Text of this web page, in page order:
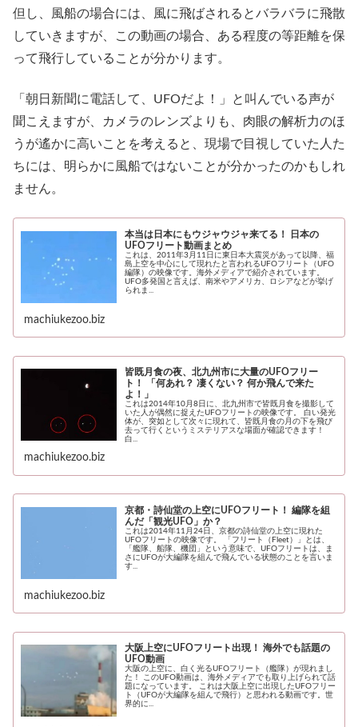
但し、風船の場合には、風に飛ばされるとバラバラに飛散
していきますが、この動画の場合、ある程度の等距離を保
って飛行していることが分かります。
「朝日新聞に電話して、UFOだよ！」と叫んでいる声が
聞こえますが、カメラのレンズよりも、肉眼の解析力のほ
うが遙かに高いことを考えると、現場で目視していた人た
ちには、明らかに風船ではないことが分かったのかもしれ
ません。
本当は日本にもウジャウジャ来てる！ 日本の
UFOフリート動画まとめ
これは、2011年3月11日に東日本大震災があって以降、福
島上空を中心にして現れたと言われるUFOフリート（UFO
編隊）の映像です。海外メディアで紹介されています。
UFO多発国と言えば、南米やアメリカ、ロシアなどが挙げ
られま...
machiukezoo.biz
皆既月食の夜、北九州市に大量のUFOフリー
ト！ 「何あれ？ 凄くない？ 何か飛んで来た
よ！」
これは2014年10月8日に、北九州市で皆既月食を撮影して
いた人が偶然に捉えたUFOフリートの映像です。 白い発光
体が、突如として次々に現れて、皆既月食の月の下を飛び
去って行くというミステリアスな場面が確認できます！
白...
machiukezoo.biz
京都・詩仙堂の上空にUFOフリート！ 編隊を組
んだ「観光UFO」か？
これは2014年11月24日、京都の詩仙堂の上空に現れた
UFOフリートの映像です。 「フリート（Fleet）」とは、
「艦隊、船隊、機団」という意味で、UFOフリートは、ま
さにUFOが大編隊を組んで飛んでいる状態のことを言いま
す...
machiukezoo.biz
大阪上空にUFOフリート出現！ 海外でも話題の
UFO動画
大阪の上空に、白く光るUFOフリート（艦隊）が現れまし
た！ このUFO動画は、海外メディアでも取り上げられて話
題になっています。 これは大阪上空に出現したUFOフリー
ト（UFOが大編隊を組んで飛行）と思われる動画です。世
界的に...